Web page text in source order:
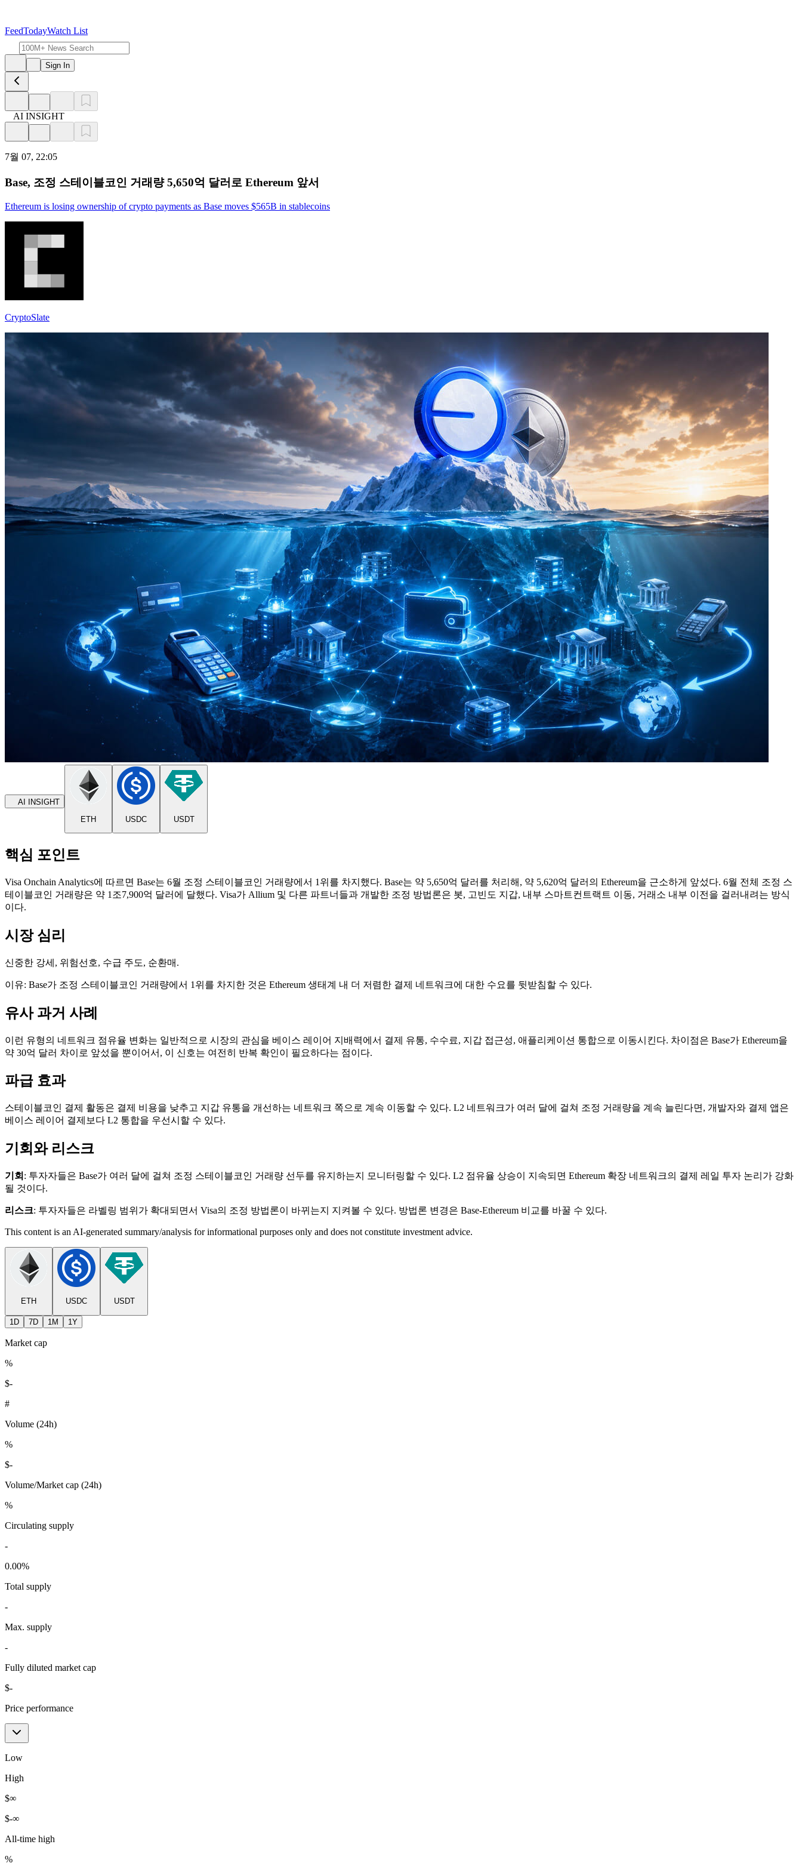
FeedTodayWatch List
Sign In
AI INSIGHT
7월 07, 22:05
Base, 조정 스테이블코인 거래량 5,650억 달러로 Ethereum 앞서
Ethereum is losing ownership of crypto payments as Base moves $565B in stablecoins
CryptoSlate
AI INSIGHT
ETH
USDC USDT
핵심 포인트
Visa Onchain Analytics에 따르면 Base는 6월 조정 스테이블코인 거래량에서 1위를 차지했다. Base는 약 5,650억 달러를 처리해, 약 5,620억 달러의 Ethereum을 근소하게 앞섰다. 6월 전체 조정 스
테이블코인 거래량은 약 1조7,900억 달러에 달했다. Visa가 Allium 및 다른 파트너들과 개발한 조정 방법론은 봇, 고빈도 지갑, 내부 스마트컨트랙트 이동, 거래소 내부 이전을 걸러내려는 방식
이다.
시장 심리
신중한 강세, 위험선호, 수급 주도, 순환매.
이유: Base가 조정 스테이블코인 거래량에서 1위를 차지한 것은 Ethereum 생태계 내 더 저렴한 결제 네트워크에 대한 수요를 뒷받침할 수 있다.
유사 과거 사례
이런 유형의 네트워크 점유율 변화는 일반적으로 시장의 관심을 베이스 레이어 지배력에서 결제 유통, 수수료, 지갑 접근성, 애플리케이션 통합으로 이동시킨다. 차이점은 Base가 Ethereum을
약 30억 달러 차이로 앞섰을 뿐이어서, 이 신호는 여전히 반복 확인이 필요하다는 점이다.
파급 효과
스테이블코인 결제 활동은 결제 비용을 낮추고 지갑 유통을 개선하는 네트워크 쪽으로 계속 이동할 수 있다. L2 네트워크가 여러 달에 걸쳐 조정 거래량을 계속 늘린다면, 개발자와 결제 앱은
베이스 레이어 결제보다 L2 통합을 우선시할 수 있다.
기회와 리스크
기회 : 투자자들은 Base가 여러 달에 걸쳐 조정 스테이블코인 거래량 선두를 유지하는지 모니터링할 수 있다. L2 점유율 상승이 지속되면 Ethereum 확장 네트워크의 결제 레일 투자 논리가 강화
될 것이다.
리스크: 투자자들은 라벨링 범위가 확대되면서 Visa의 조정 방법론이 바뀌는지 지켜볼 수 있다. 방법론 변경은 Base-Ethereum 비교를 바꿀 수 있다.
This content is an AI-generated summary/analysis for informational purposes only and does not constitute investment advice.
ETH USDC USDT
1D 7D 1M 1Y
Market cap
%
$-
#
Volume (24h)
%
$-
Volume/Market cap (24h)
%
Circulating supply
-
0.00%
Total supply
-
Max. supply
-
Fully diluted market cap
$-
Price performance
Low
High
$∞
$-∞
All-time high
%